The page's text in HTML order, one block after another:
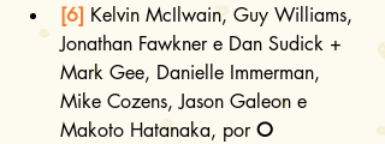
[6] Kelvin McIlwain, Guy Williams,
Jonathan Fawkner e Dan Sudick +
Mark Gee, Danielle Immerman,
Mike Cozens, Jason Galeon e
Makoto Hatanaka, por O